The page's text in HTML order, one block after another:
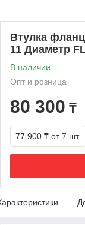
Втулка
11 Диаметр
В наличии
Опт и розница
80 300 ₸
77 900 ₸ от 7 шт.